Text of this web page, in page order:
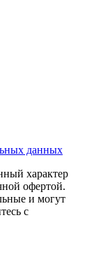
данных
характер
офертой.
и могут
с